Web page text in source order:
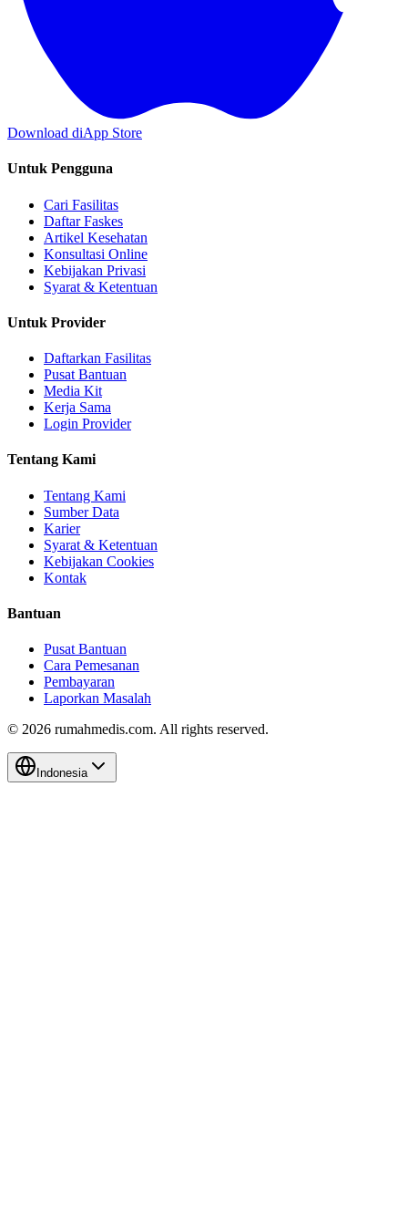
Download diApp Store
Untuk Pengguna
Cari Fasilitas
Daftar Faskes
Artikel Kesehatan
Konsultasi Online
Kebijakan Privasi
Syarat & Ketentuan
Untuk Provider
Daftarkan Fasilitas
Pusat Bantuan
Media Kit
Kerja Sama
Login Provider
Tentang Kami
Tentang Kami
Sumber Data
Karier
Syarat & Ketentuan
Kebijakan Cookies
Kontak
Bantuan
Pusat Bantuan
Cara Pemesanan
Pembayaran
Laporkan Masalah
© 2026 rumahmedis.com. All rights reserved.
Indonesia